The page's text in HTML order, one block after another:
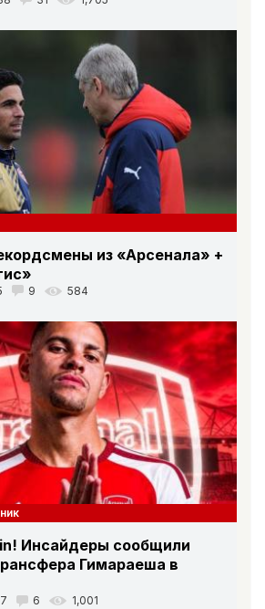
из «Арсенала» +
9 584
Инсайдеры сообщили
Гимараеша в
6 1,001